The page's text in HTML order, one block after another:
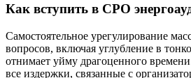
Как вступить в СРО
Самостоятельное урегулирование
вопросов, включая углубление в
отнимает уйму драгоценного
все издержки, связанные с